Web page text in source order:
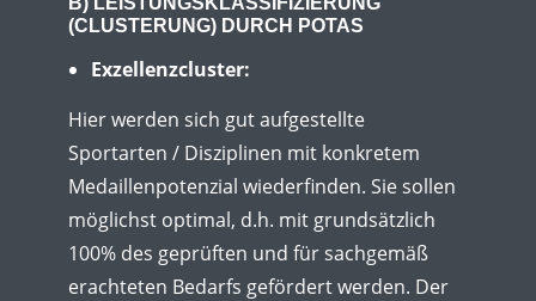
(CLUSTERUNG) DURCH POTAS
Exzellenzcluster:
Hier werden sich gut aufgestellte
Sportarten / Disziplinen mit konkretem
Medaillenpotenzial wiederfinden. Sie sollen
möglichst optimal, d.h. mit grundsätzlich
100% des geprüften und für sachgemäß
erachteten Bedarfs gefördert werden. Der